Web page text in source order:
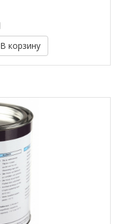
В корзину